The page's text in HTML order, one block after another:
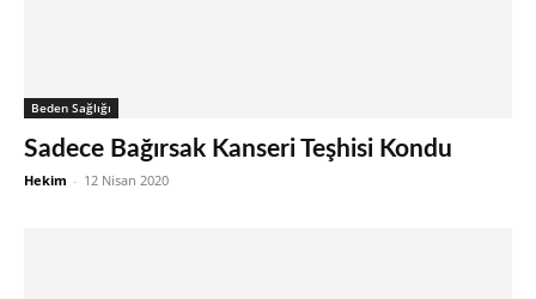
Beden Sağlığı
Sadece Bağırsak Kanseri Teşhisi Kondu
Hekim - 12 Nisan 2020